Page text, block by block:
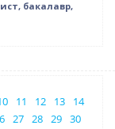
бакалавр,
11 12 13
14
27 28 29 30